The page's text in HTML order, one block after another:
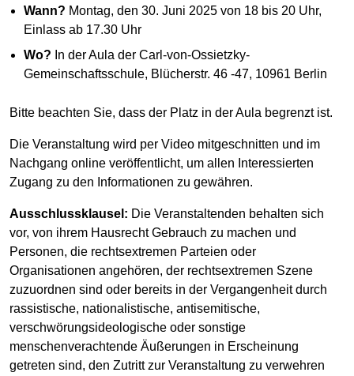
Wann? Montag, den 30. Juni 2025 von 18 bis 20 Uhr,
Einlass ab 17.30 Uhr
Wo? In der Aula der Carl-von-Ossietzky-
Gemeinschaftsschule, Blücherstr. 46 -47, 10961 Berlin
Bitte beachten Sie, dass der Platz in der Aula begrenzt ist.
Die Veranstaltung wird per Video mitgeschnitten und im
Nachgang online veröffentlicht, um allen Interessierten
Zugang zu den Informationen zu gewähren.
Ausschlussklausel: Die Veranstaltenden behalten sich
vor, von ihrem Hausrecht Gebrauch zu machen und
Personen, die rechtsextremen Parteien oder
Organisationen angehören, der rechtsextremen Szene
zuzuordnen sind oder bereits in der Vergangenheit durch
rassistische, nationalistische, antisemitische,
verschwörungsideologische oder sonstige
menschenverachtende Äußerungen in Erscheinung
getreten sind, den Zutritt zur Veranstaltung zu verwehren